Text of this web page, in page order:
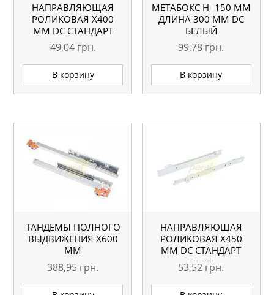
НАПРАВЛЯЮЩАЯ
РОЛИКОВАЯ X400
ММ DC СТАНДАРТ
БЕЛАЯ
49,04 грн.
В корзину
МЕТАБОКС H=150 ММ
ДЛИНА 300 ММ DC
БЕЛЫЙ
99,78 грн.
В корзину
ТАНДЕМЫ ПОЛНОГО
ВЫДВИЖЕНИЯ Х600
ММ
388,95 грн.
НАПРАВЛЯЮЩАЯ
РОЛИКОВАЯ X450
ММ DC СТАНДАРТ
БЕЛАЯ
53,52 грн.